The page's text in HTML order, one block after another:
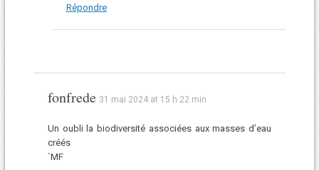
Répondre
fonfrede 31 mai 2024 at 15 h 22 min
Un oubli la biodiversité associées aux masses d’eau
créés
`MF